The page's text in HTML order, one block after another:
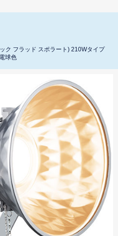
ク フラッド スポラート) 210Wタイプ
球色